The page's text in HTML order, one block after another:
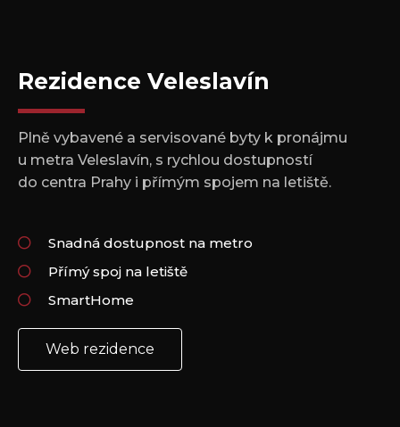
Rezidence Veleslavín
Plně vybavené a servisované byty k pronájmu
u metra Veleslavín, s rychlou dostupností
do centra Prahy i přímým spojem na letiště.
Snadná dostupnost na metro
Přímý spoj na letiště
SmartHome
Web rezidence